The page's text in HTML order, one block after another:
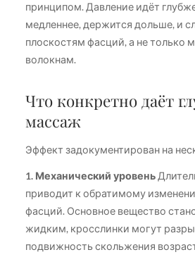
принципом. Давление идёт
медленнее, держится дольше, и
плоскостям фасций, а не только
волокнам.
Что конкретно даёт
массаж
Эффект задокументирован на
1. Механический уровень
приводит к обратимому
фасций. Основное вещество
жидким, кросслинки могут
подвижность скольжения